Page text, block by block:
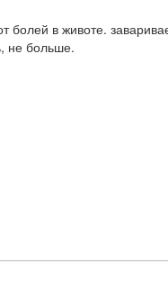
болей в животе.
не больше.